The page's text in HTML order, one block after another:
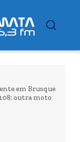
em Brusque
outra moto